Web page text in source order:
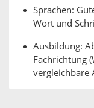
Sprachen:
Wort und
Ausbildung:
Fachrichtung
vergleichbare